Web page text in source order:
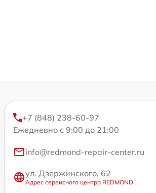
+7 (848) 238-60-97
Ежедневно с 9:00 до 21:00
info@redmond-repair-center.ru
ул. Дзержинского, 62
Адрес сервисного центра REDMOND